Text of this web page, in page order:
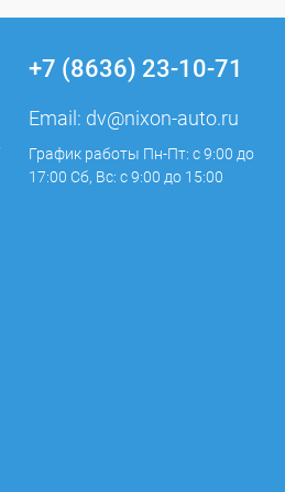
+7 (8636) 23-10-71
Email: dv@nixon-auto.ru
График работы Пн-Пт: с 9:00 до
17:00 Сб, Вс: с 9:00 до 15:00